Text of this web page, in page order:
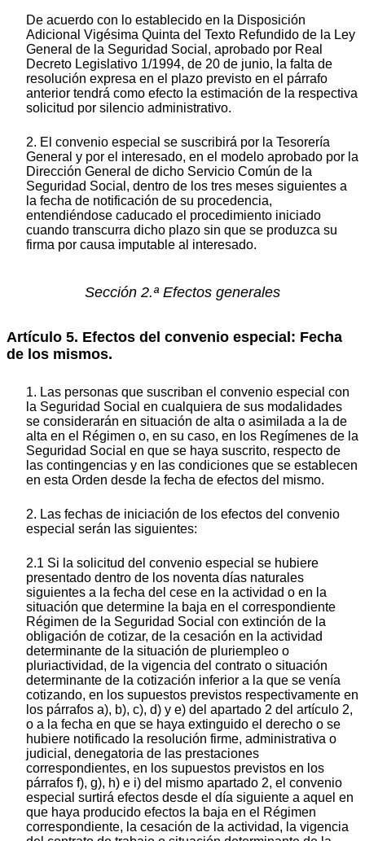
De acuerdo con lo establecido en la Disposición
Adicional Vigésima Quinta del Texto Refundido de la Ley
General de la Seguridad Social, aprobado por Real
Decreto Legislativo 1/1994, de 20 de junio, la falta de
resolución expresa en el plazo previsto en el párrafo
anterior tendrá como efecto la estimación de la respectiva
solicitud por silencio administrativo.
2. El convenio especial se suscribirá por la Tesorería
General y por el interesado, en el modelo aprobado por la
Dirección General de dicho Servicio Común de la
Seguridad Social, dentro de los tres meses siguientes a
la fecha de notificación de su procedencia,
entendiéndose caducado el procedimiento iniciado
cuando transcurra dicho plazo sin que se produzca su
firma por causa imputable al interesado.
Sección 2.ª Efectos generales
Artículo 5. Efectos del convenio especial: Fecha
de los mismos.
1. Las personas que suscriban el convenio especial con
la Seguridad Social en cualquiera de sus modalidades
se considerarán en situación de alta o asimilada a la de
alta en el Régimen o, en su caso, en los Regímenes de la
Seguridad Social en que se haya suscrito, respecto de
las contingencias y en las condiciones que se establecen
en esta Orden desde la fecha de efectos del mismo.
2. Las fechas de iniciación de los efectos del convenio
especial serán las siguientes:
2.1 Si la solicitud del convenio especial se hubiere
presentado dentro de los noventa días naturales
siguientes a la fecha del cese en la actividad o en la
situación que determine la baja en el correspondiente
Régimen de la Seguridad Social con extinción de la
obligación de cotizar, de la cesación en la actividad
determinante de la situación de pluriempleo o
pluriactividad, de la vigencia del contrato o situación
determinante de la cotización inferior a la que se venía
cotizando, en los supuestos previstos respectivamente en
los párrafos a), b), c), d) y e) del apartado 2 del artículo 2,
o a la fecha en que se haya extinguido el derecho o se
hubiere notificado la resolución firme, administrativa o
judicial, denegatoria de las prestaciones
correspondientes, en los supuestos previstos en los
párrafos f), g), h) e i) del mismo apartado 2, el convenio
especial surtirá efectos desde el día siguiente a aquel en
que haya producido efectos la baja en el Régimen
correspondiente, la cesación de la actividad, la vigencia